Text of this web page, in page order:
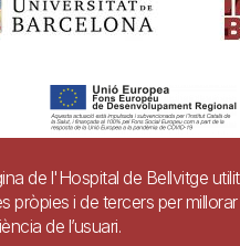
Contacte
de l'Hospital de Bellvitge
pròpies i de tercers per millorar
de l’usuari.